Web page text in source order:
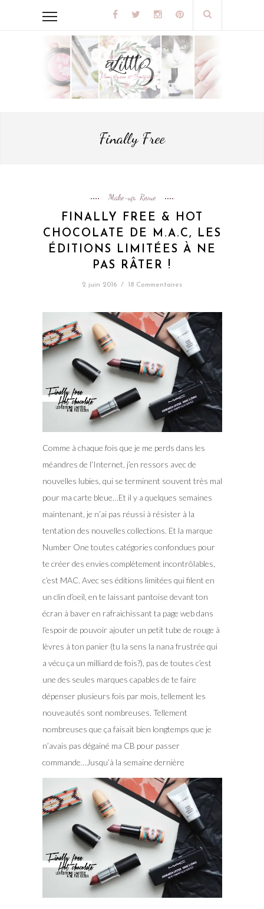
Finally Free
Make-up, Revue
FINALLY FREE & HOT
CHOCOLATE DE M.A.C, LES
ÉDITIONS LIMITÉES À NE
PAS RÂTER !
2 juin 2016 / 18 Commentaires
Comme à chaque fois que je me perds dans les
méandres de l’Internet, j’en ressors avec de
nouvelles lubies, qui se terminent souvent très mal
pour ma carte bleue…Et il y a quelques semaines
maintenant, je n’ai pas réussi à résister à la
tentation des nouvelles collections. Et la marque
Number One toutes catégories confondues pour
te créer des envies complètement incontrôlables,
c’est MAC. Avec ses éditions limitées qui filent en
un clin d’oeil, en te laissant pantoise devant ton
écran à baver en rafraichissant ta page web dans
l’espoir de pouvoir ajouter un petit tube de rouge à
lèvres à ton panier (tu la sens la nana frustrée qui
a vécu ça un milliard de fois?), pas de toutes c’est
une des seules marques capables de te faire
dépenser plusieurs fois par mois, tellement les
nouveautés sont nombreuses. Tellement
nombreuses que ça faisait bien longtemps que je
n’avais pas dégainé ma CB pour passer
commande…Jusqu’à la semaine dernière